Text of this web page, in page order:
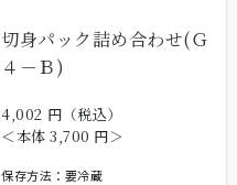
切身パック詰め合わせ(Ｇ
４－Ｂ)
4,002 円（税込）
＜本体 3,700 円＞
保存方法：要冷蔵